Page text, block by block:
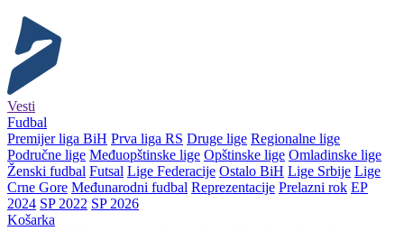
Vesti
Fudbal
Premijer liga BiH Prva liga RS Druge lige Regionalne lige
Područne lige Međuopštinske lige Opštinske lige Omladinske lige
Ženski fudbal Futsal Lige Federacije Ostalo BiH Lige Srbije Lige
Crne Gore Međunarodni fudbal Reprezentacije Prelazni rok EP
2024 SP 2022 SP 2026
Košarka